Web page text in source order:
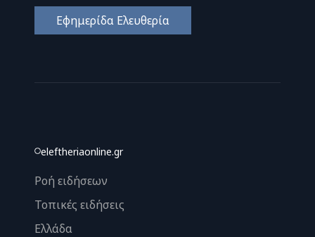
Εφημερίδα Ελευθερία
eleftheriaonline.gr
Ροή ειδήσεων
Τοπικές ειδήσεις
Ελλάδα